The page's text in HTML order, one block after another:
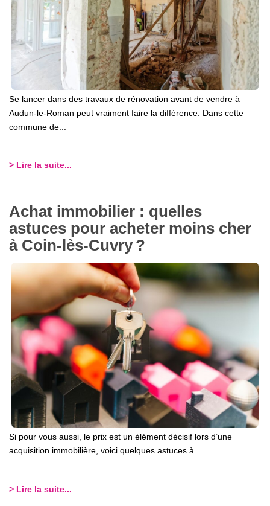
Se lancer dans des travaux de rénovation avant de vendre à
Audun-le-Roman peut vraiment faire la différence. Dans cette
commune de...
> Lire la suite...
Achat immobilier : quelles
astuces pour acheter moins cher
à Coin-lès-Cuvry ?
Si pour vous aussi, le prix est un élément décisif lors d’une
acquisition immobilière, voici quelques astuces à...
> Lire la suite...